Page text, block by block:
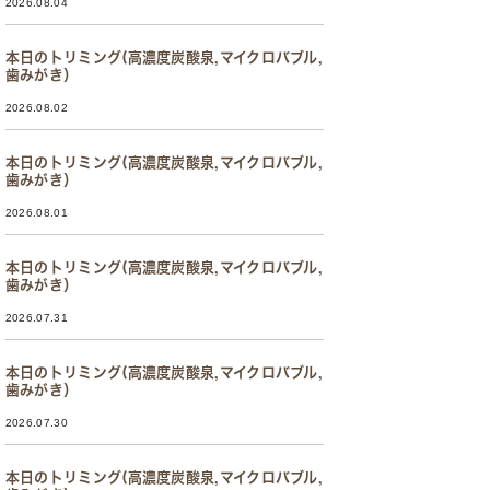
2026.08.04
本日のトリミング(高濃度炭酸泉,マイクロバブル,
歯みがき）
2026.08.02
本日のトリミング(高濃度炭酸泉,マイクロバブル,
歯みがき）
2026.08.01
本日のトリミング(高濃度炭酸泉,マイクロバブル,
歯みがき）
2026.07.31
本日のトリミング(高濃度炭酸泉,マイクロバブル,
歯みがき）
2026.07.30
本日のトリミング(高濃度炭酸泉,マイクロバブル,